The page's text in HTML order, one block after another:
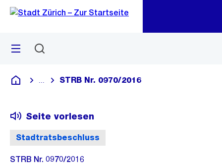
Navigation
Sprunglink
Menü
Deutsch
Blende alle Breadcrumbs ein
STRB Nr. 0970/2016
Stadtratsbeschluss
Seite vorlesen
STRB Nr. 0970/2016